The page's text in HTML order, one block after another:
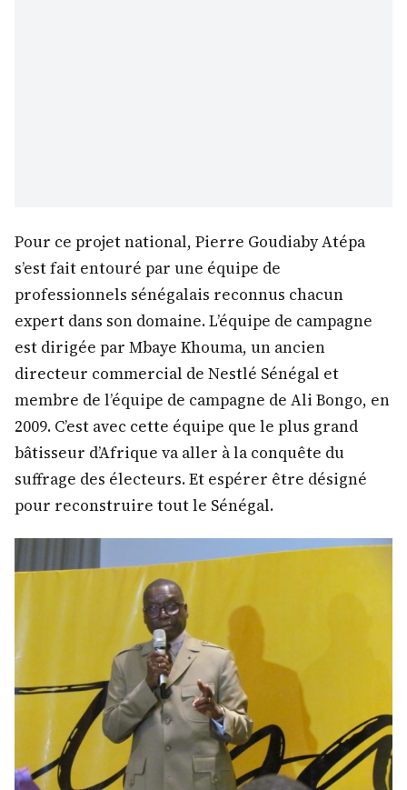
Pour ce projet national, Pierre Goudiaby Atépa
s’est fait entouré par une équipe de
professionnels sénégalais reconnus chacun
expert dans son domaine. L’équipe de campagne
est dirigée par Mbaye Khouma, un ancien
directeur commercial de Nestlé Sénégal et
membre de l’équipe de campagne de Ali Bongo, en
2009. C’est avec cette équipe que le plus grand
bâtisseur d’Afrique va aller à la conquête du
suffrage des électeurs. Et espérer être désigné
pour reconstruire tout le Sénégal.